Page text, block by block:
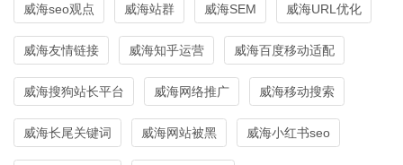
威海seo观点 威海站群 威海SEM 威海URL优化
威海友情链接 威海知乎运营 威海百度移动适配
威海搜狗站长平台 威海网络推广 威海移动搜索
威海长尾关键词 威海网站被黑 威海小红书seo